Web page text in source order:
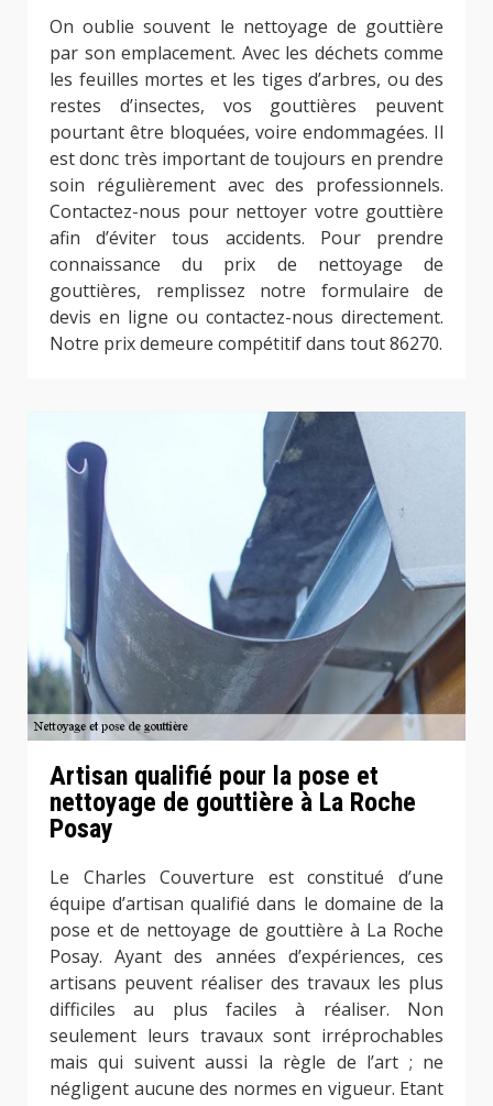
On oublie souvent le nettoyage de gouttière
par son emplacement. Avec les déchets comme
les feuilles mortes et les tiges d’arbres, ou des
restes d’insectes, vos gouttières peuvent
pourtant être bloquées, voire endommagées. Il
est donc très important de toujours en prendre
soin régulièrement avec des professionnels.
Contactez-nous pour nettoyer votre gouttière
afin d’éviter tous accidents. Pour prendre
connaissance du prix de nettoyage de
gouttières, remplissez notre formulaire de
devis en ligne ou contactez-nous directement.
Notre prix demeure compétitif dans tout 86270.
Artisan qualifié pour la pose et
nettoyage de gouttière à La Roche
Posay
Le Charles Couverture est constitué d’une
équipe d’artisan qualifié dans le domaine de la
pose et de nettoyage de gouttière à La Roche
Posay. Ayant des années d’expériences, ces
artisans peuvent réaliser des travaux les plus
difficiles au plus faciles à réaliser. Non
seulement leurs travaux sont irréprochables
mais qui suivent aussi la règle de l’art ; ne
négligent aucune des normes en vigueur. Etant